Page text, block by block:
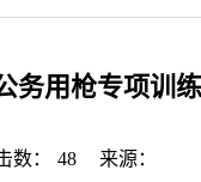
务用枪专项训
数： 48 来源：